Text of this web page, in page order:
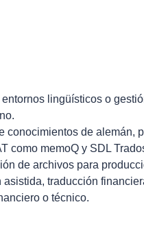
lingüísticos o
de alemán,
como memoQ y SDL
de archivos para
traducción
o técnico.